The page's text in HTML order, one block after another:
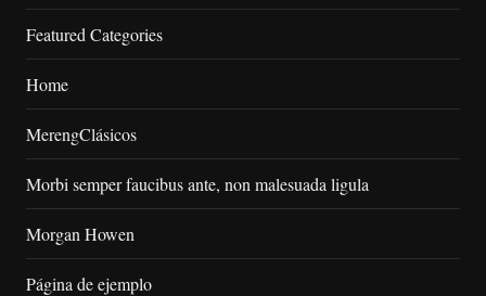
Featured Categories
Home
MerengClásicos
Morbi semper faucibus ante, non malesuada ligula
Morgan Howen
Página de ejemplo